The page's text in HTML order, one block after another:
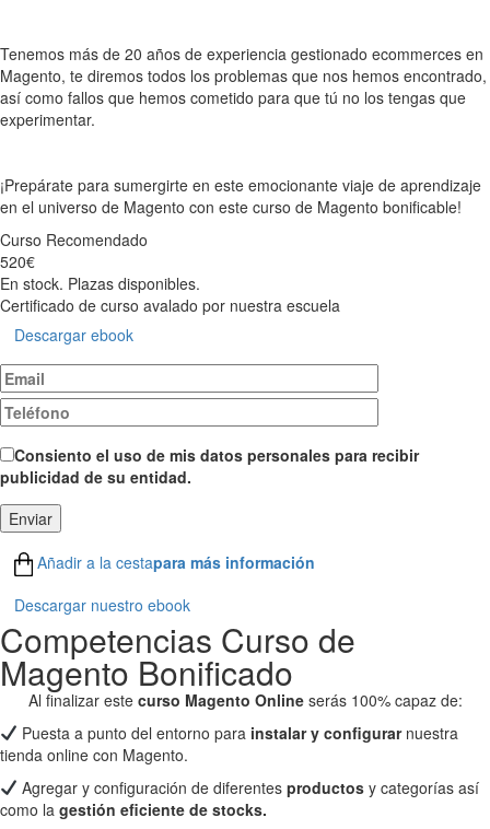
Tenemos más de 20 años de experiencia gestionado ecommerces en
Magento, te diremos todos los problemas que nos hemos encontrado,
así como fallos que hemos cometido para que tú no los tengas que
experimentar.
¡Prepárate para sumergirte en este emocionante viaje de aprendizaje
en el universo de Magento con este curso de Magento bonificable!
Curso Recomendado
520€
En stock. Plazas disponibles.
Certificado de curso avalado por nuestra escuela
Descargar ebook
Consiento el uso de mis datos personales para recibir
publicidad de su entidad.
Añadir a la cestapara más información
Descargar nuestro ebook
Competencias Curso de
Magento Bonificado
Al finalizar este curso Magento Onlineserás 100% capaz de:
Puesta a punto del entorno para instalar y configurarnuestra
tienda online con Magento.
Agregar y configuración de diferentes productosy categorías así
como la gestión eficiente de stocks.